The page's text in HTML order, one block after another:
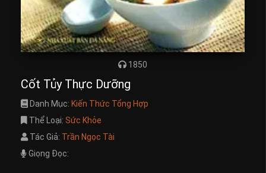
1850
Cốt Tủy Thực Dưỡng
Danh Mục: Kiến Thức Tổng Hợp
Thể Loại: Sức Khỏe
Tác Giả: Trần Ngọc Tài
Giọng Đọc: